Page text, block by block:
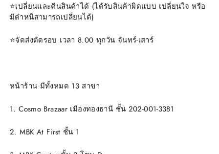
⭐️เปลี่ยนและคืนสินค้าได้ (ได้รับสินค้าผิดแบบ เปลี่ยนใจ หรือ
มีตำหนิสามารถเปลี่ยนได้)
⭐️จัดส่งตัดรอบ เวลา 8.00 ทุกวัน จันทร์-เสาร์
หน้าร้าน มีทั้งหมด 13 สาขา
1. Cosmo Brazaar เมืองทองธานี ชั้น 202-001-3381
2. MBK At First ชั้น 1